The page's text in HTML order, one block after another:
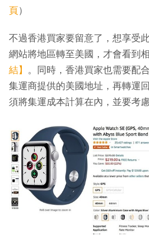
頁）
不過香港買家要留意了，想享受
網站將地區轉至美國，才會看到
結】
。同時，香港買家也需要配
集運商提供的美國地址，再轉運
須將集運成本計算在內，並要考